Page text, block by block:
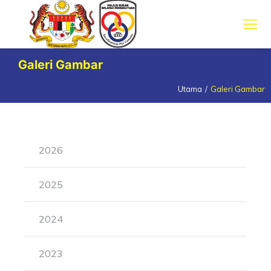
Galeri Gambar
Utama Galeri Gambar
2026
2025
2024
2023